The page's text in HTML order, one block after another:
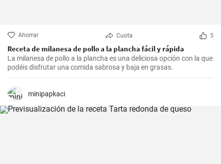
Ahorrar Cuota 5
Receta de milanesa de pollo a la plancha fácil y rápida
La milanesa de pollo a la plancha es una deliciosa opción con la que
podéis disfrutar una comida sabrosa y baja en grasas.
minipapkaci